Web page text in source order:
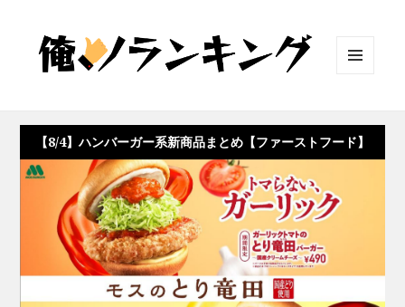
ット
【8/4】ハンバーガー系新商品まとめ【ファーストフード】